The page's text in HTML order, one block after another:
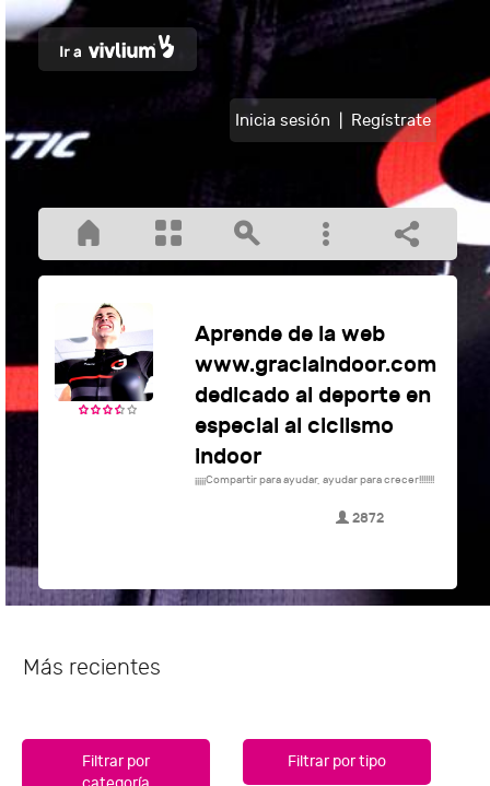
Inicia sesión Regístrate
Aprende de la web
www.graciaindoor.com
dedicado al deporte en
especial al ciclismo
indoor
¡¡¡¡¡Compartir para ayudar, ayudar para crecer!!!!!!!
2872
Más recientes
Filtrar por
Filtrar por tipo